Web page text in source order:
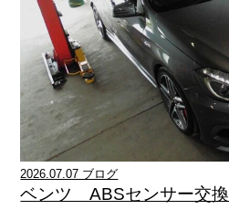
2026.07.07 ブログ
ベンツ ABSセンサー交換